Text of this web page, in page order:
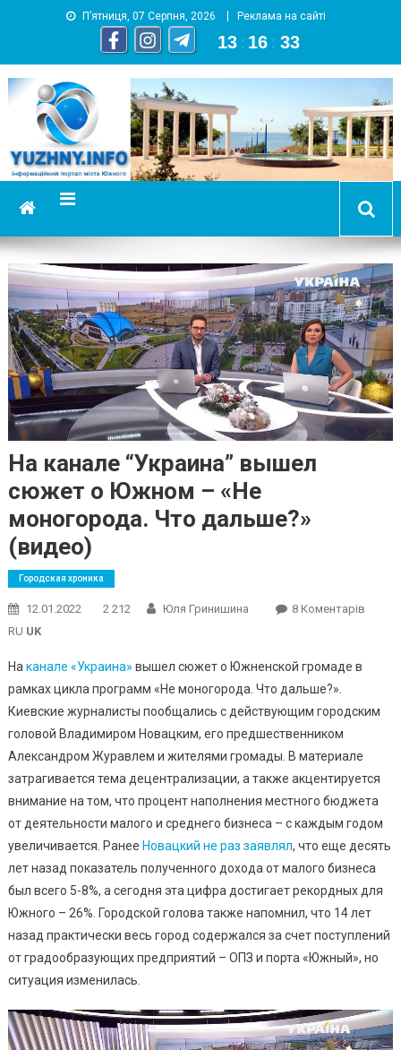
П’ятниця, 07 Серпня, 2026 Реклама на сайті
13 : 16 : 34
YUZHNY.INFO
информационный портал города Южный
На канале “Украина” вышел
сюжет о Южном – «Не
моногорода. Что дальше?»
(видео)
Городская хроника
12.01.2022 2 212 Юля Гринишина 8 КоментарівДо
Что
RU UK
На канале «Украина» вышел сюжет о Южненской громаде в
рамках цикла программ «Не моногорода. Что дальше?».
Киевские журналисты пообщались с действующим городским
головой Владимиром Новацким, его предшественником
Александром Журавлем и жителями громады. В материале
затрагивается тема децентрализации, а также акцентируется
внимание на том, что процент наполнения местного бюджета
от деятельности малого и среднего бизнеса – с каждым годом
увеличивается. Ранее Новацкий не раз заявлял, что еще десять
лет назад показатель полученного дохода от малого бизнеса
был всего 5-8%, а сегодня эта цифра достигает рекордных для
Южного – 26%. Городской голова также напомнил, что 14 лет
назад практически весь город содержался за счет поступлений
от градообразующих предприятий – ОПЗ и порта «Южный», но
ситуация изменилась.